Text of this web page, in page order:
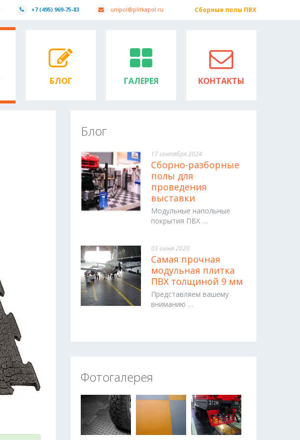
+7 (495) 969-75-83 unipol@plitkapol.ru Сборные полы ПВХ
БЛОГ ГАЛЕРЕЯ КОНТАКТЫ
Блог
17 сентября 2024
Сборно-разборные
полы для
проведения
выставки
Модульные напольные
покрытия ПВХ …
03 июня 2020
Самая прочная
модульная плитка
ПВХ толщиной 9 мм
Представляем вашему
вниманию …
Фотогалерея